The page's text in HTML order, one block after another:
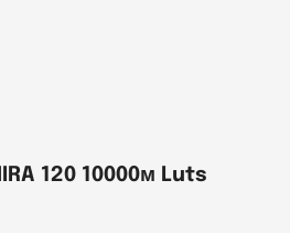
120 10000м Luts